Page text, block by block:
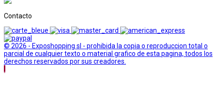
Contacto
© 2026 - Exposhopping sl - prohibida la copia o reproduccion total o
parcial de cualquier texto o material grafico de esta pagina, todos los
derechos reservados por sus creadores.